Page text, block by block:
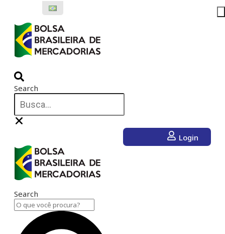
conteúdo
Search
Login
Search